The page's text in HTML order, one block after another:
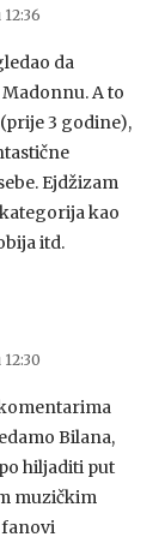
12:36
da
A to
3 godine),
Ejdžizam
kao
itd.
12:30
Bilana,
hiljaditi put
muzičkim